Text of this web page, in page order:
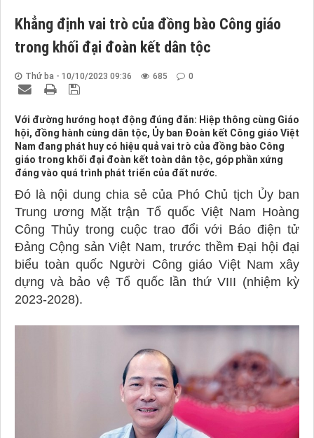
Khẳng định vai trò của đồng bào Công giáo
trong khối đại đoàn kết dân tộc
Thứ ba - 10/10/2023 09:36 685 0
Với đường hướng hoạt động đúng đắn: Hiệp thông cùng Giáo
hội, đồng hành cùng dân tộc, Ủy ban Đoàn kết Công giáo Việt
Nam đang phát huy có hiệu quả vai trò của đồng bào Công
giáo trong khối đại đoàn kết toàn dân tộc, góp phần xứng
đáng vào quá trình phát triển của đất nước.
Đó là nội dung chia sẻ của Phó Chủ tịch Ủy ban
Trung ương Mặt trận Tổ quốc Việt Nam Hoàng
Công Thủy trong cuộc trao đổi với Báo điện tử
Đảng Cộng sản Việt Nam, trước thềm Đại hội đại
biểu toàn quốc Người Công giáo Việt Nam xây
dựng và bảo vệ Tổ quốc lần thứ VIII (nhiệm kỳ
2023-2028).